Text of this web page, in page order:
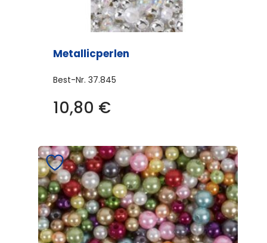
Metallicperlen
Best-Nr. 37.845
10,80 €
mehrere
Varianten
auf.
Die
Optionen
können